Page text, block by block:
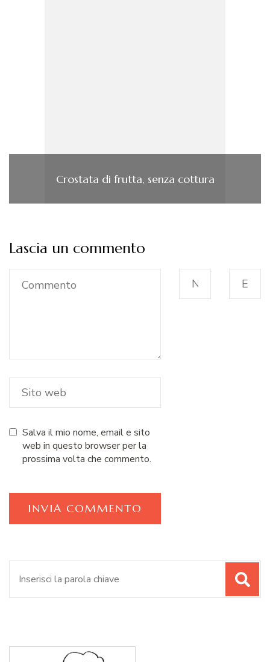
Crostata di frutta, senza cottura
Lascia un commento
Salva il mio nome, email e sito
web in questo browser per la
prossima volta che commento.